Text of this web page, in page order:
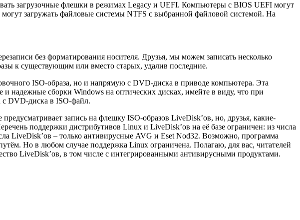
загрузочные флешки в режимах Legacy и UEFI. Компьютеры с BIOS UEFI могут
загружать файловые системы NTFS с выбранной файловой системой. На
без форматирования носителя. Друзья, мы можем записать несколько
к существующим или вместо старых, удалив последние.
ISO-образа, но и напрямую с DVD-диска в приводе компьютера. Эта
надежные сборки Windows на оптических дисках, имейте в виду, что при
с DVD-диска в ISO-файл.
запись на флешку ISO-образов LiveDisk’ов, но, друзья, какие-
поддержки дистрибутивов Linux и LiveDisk’ов на её базе ограничен: из числа
LiveDisk’ов – только антивирусные AVG и Eset Nod32. Возможно, программа
Но в любом случае поддержка Linux ограничена. Полагаю, для вас, читателей
LiveDisk’ов, в том числе с интегрированными антивирусными продуктами.